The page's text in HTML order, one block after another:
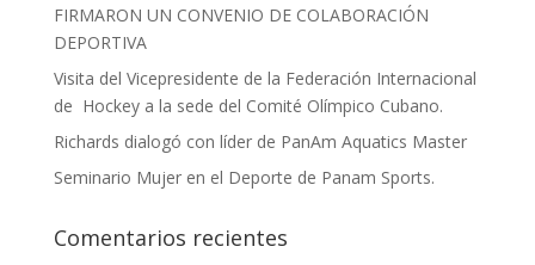
FIRMARON UN CONVENIO DE COLABORACIÓN
DEPORTIVA
Visita del Vicepresidente de la Federación Internacional
de Hockey a la sede del Comité Olímpico Cubano.
Richards dialogó con líder de PanAm Aquatics Master
Seminario Mujer en el Deporte de Panam Sports.
Comentarios recientes